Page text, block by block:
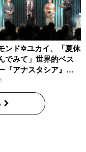
ンド✡ユカイ、「夏休
でみて」世界的ベス
『アナスタシア』を